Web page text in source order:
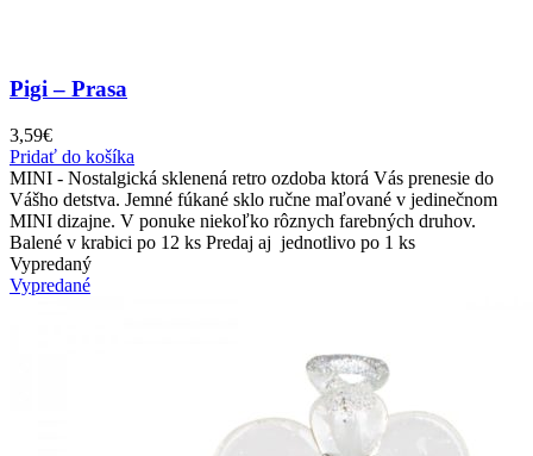
Pigi – Prasa
3,59€
Pridať do košíka
MINI - Nostalgická sklenená retro ozdoba ktorá Vás prenesie do
Vášho detstva. Jemné fúkané sklo ručne maľované v jedinečnom
MINI dizajne. V ponuke niekoľko rôznych farebných druhov.
Balené v krabici po 12 ks Predaj aj jednotlivo po 1 ks
Vypredaný
Vypredané